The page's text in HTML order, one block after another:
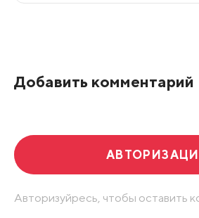
Добавить комментарий
Авторизуйресь, чтобы оставить